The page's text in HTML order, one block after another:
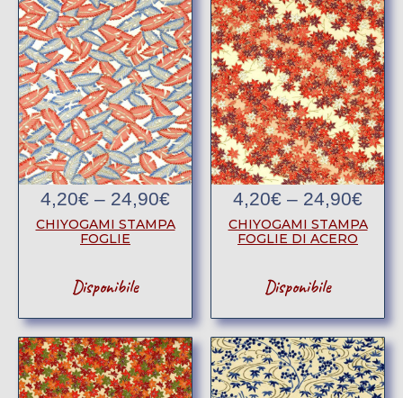
4,20€ – 24,90€
CHIYOGAMI STAMPA
FOGLIE
Disponibile
4,20€ – 24,90€
CHIYOGAMI STAMPA
FOGLIE DI ACERO
Disponibile